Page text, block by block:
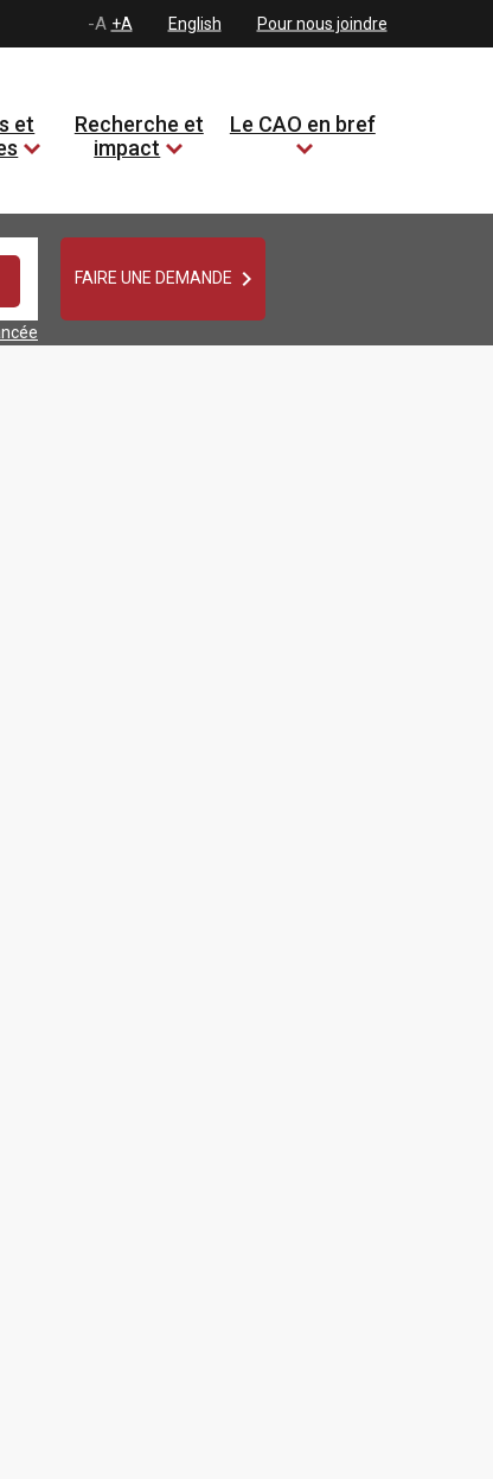
-A +A English Pour nous joindre
et
Recherche et
impact
Le CAO en bref
FAIRE UNE DEMANDE 